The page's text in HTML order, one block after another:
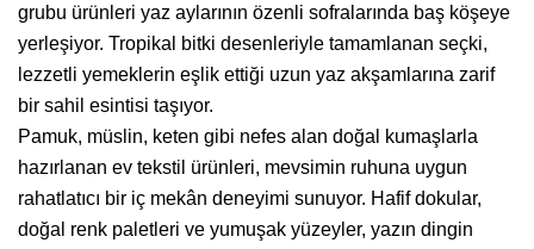
grubu ürünleri yaz aylarının özenli sofralarında baş köşeye
yerleşiyor. Tropikal bitki desenleriyle tamamlanan seçki,
lezzetli yemeklerin eşlik ettiği uzun yaz akşamlarına zarif
bir sahil esintisi taşıyor.
Pamuk, müslin, keten gibi nefes alan doğal kumaşlarla
hazırlanan ev tekstil ürünleri, mevsimin ruhuna uygun
rahatlatıcı bir iç mekân deneyimi sunuyor. Hafif dokular,
doğal renk paletleri ve yumuşak yüzeyler, yazın dingin